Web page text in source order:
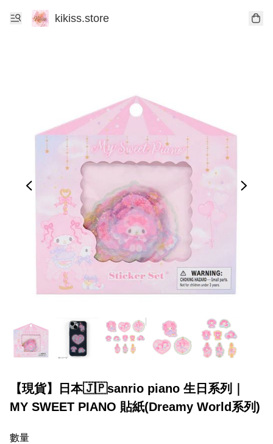
kikiss.store
【現貨】日本🇯🇵sanrio piano 生日系列｜
MY SWEET PIANO 貼紙(Dreamy World系列)
數量